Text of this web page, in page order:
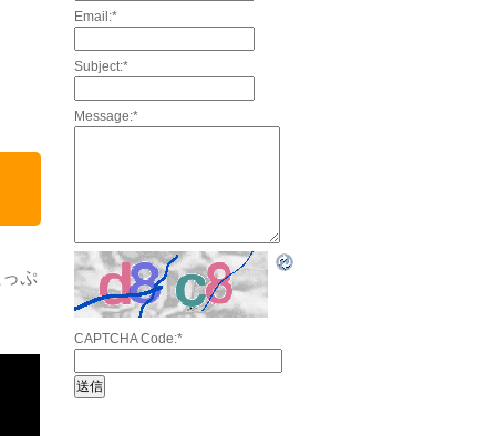
ぷ
Email:*
Subject:*
Message:*
CAPTCHA Code:*